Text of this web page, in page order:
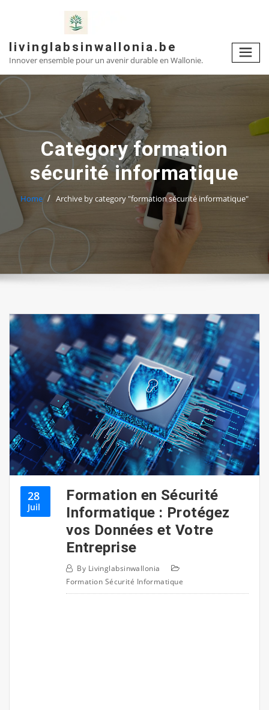
livinglabsinwallonia.be
Innover ensemble pour un avenir durable en Wallonie.
Category formation
sécurité informatique
Home Archive by category "formation sécurité informatique"
28
Juil
Formation en Sécurité
Informatique : Protégez
vos Données et Votre
Entreprise
By Livinglabsinwallonia
Formation Sécurité Informatique